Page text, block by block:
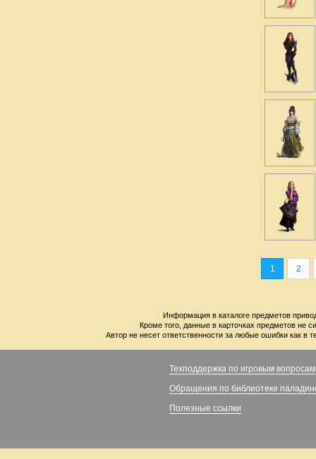
1 2
Информация в каталоге предметов
Кроме того, данные в карточках предметов не
Автор не несет ответственности за любые ошибки как в
Техподдержка по игровым вопросам
Обращения по библиотеке
Полезные ссылки